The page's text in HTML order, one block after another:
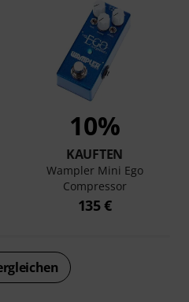
10%
KAUFTEN
Wampler Mini Ego
Compressor
135 €